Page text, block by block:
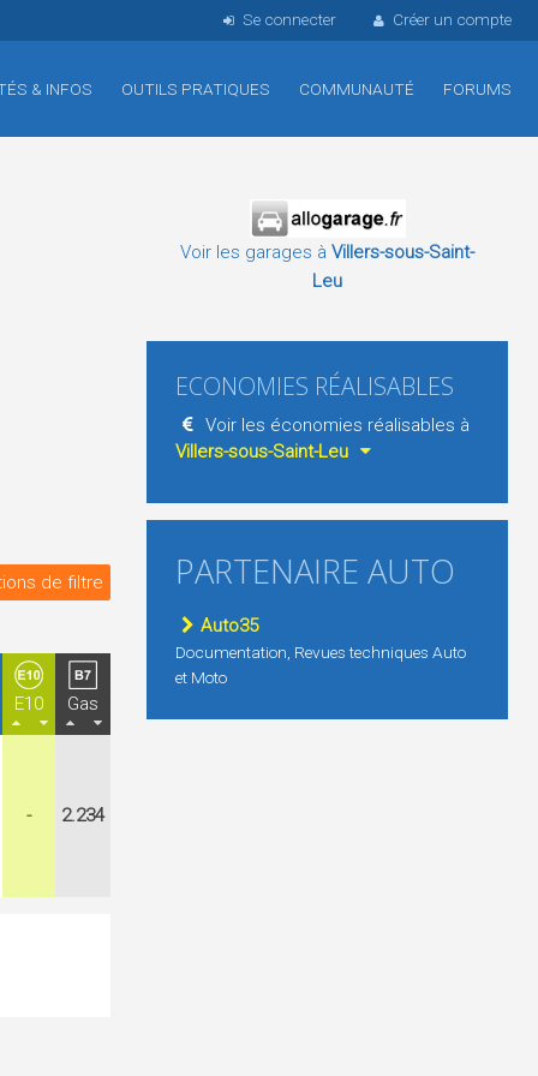
Se connecter Créer un compte
& INFOS OUTILS PRATIQUES COMMUNAUTÉ FORUMS
de filtre
E10
Gas
- 2.234
Voir les garages à Villers-sous-Saint-
Leu
ECONOMIES RÉALISABLES
Voir les économies réalisables à
Villers-sous-Saint-Leu
PARTENAIRE AUTO
Auto35
Documentation, Revues techniques Auto
et Moto